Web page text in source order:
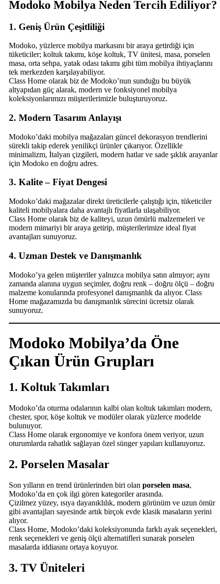
Modoko Mobilya Neden Tercih Ediliyor?
1. Geniş Ürün Çeşitliliği
Modoko, yüzlerce mobilya markasını bir araya getirdiği için
tüketiciler; koltuk takımı, köşe koltuk, TV ünitesi, masa, porselen
masa, orta sehpa, yatak odası takımı gibi tüm mobilya ihtiyaçlarını
tek merkezden karşılayabiliyor.
Class Home olarak biz de Modoko’nun sunduğu bu büyük
altyapıdan güç alarak, modern ve fonksiyonel mobilya
koleksiyonlarımızı müşterilerimizle buluşturuyoruz.
2. Modern Tasarım Anlayışı
Modoko’daki mobilya mağazaları güncel dekorasyon trendlerini
sürekli takip ederek yenilikçi ürünler çıkarıyor. Özellikle
minimalizm, İtalyan çizgileri, modern hatlar ve sade şıklık arayanlar
için Modoko en doğru adres.
3. Kalite – Fiyat Dengesi
Modoko’daki mağazalar direkt üreticilerle çalıştığı için, tüketiciler
kaliteli mobilyalara daha avantajlı fiyatlarla ulaşabiliyor.
Class Home olarak biz de kaliteyi, uzun ömürlü malzemeleri ve
modern mimariyi bir araya getirip, müşterilerimize ideal fiyat
avantajları sunuyoruz.
4. Uzman Destek ve Danışmanlık
Modoko’ya gelen müşteriler yalnızca mobilya satın almıyor; aynı
zamanda alanına uygun seçimler, doğru renk – doğru ölçü – doğru
malzeme konularında profesyonel danışmanlık da alıyor. Class
Home mağazamızda bu danışmanlık sürecini ücretsiz olarak
sunuyoruz.
Modoko Mobilya’da Öne
Çıkan Ürün Grupları
1. Koltuk Takımları
Modoko’da oturma odalarının kalbi olan koltuk takımları modern,
chester, spor, köşe koltuk ve modüler olarak yüzlerce modelde
bulunuyor.
Class Home olarak ergonomiye ve konfora önem veriyor, uzun
oturumlarda rahatlık sağlayan özel sünger yapıları kullanıyoruz.
2. Porselen Masalar
Son yılların en trend ürünlerinden biri olan porselen masa,
Modoko’da en çok ilgi gören kategoriler arasında.
Çizilmez yüzey, ısıya dayanıklılık, modern görünüm ve uzun ömür
gibi avantajları sayesinde artık birçok evde klasik masaların yerini
alıyor.
Class Home, Modoko’daki koleksiyonunda farklı ayak seçenekleri,
renk seçenekleri ve geniş ölçü alternatifleri sunarak porselen
masalarda iddiasını ortaya koyuyor.
3. TV Üniteleri